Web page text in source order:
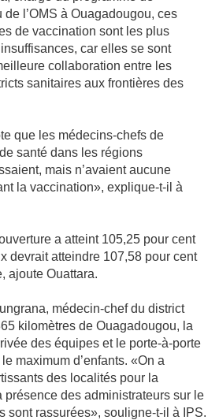
l’OMS à Ouagadougou, ces
de vaccination sont les plus
car elles se sont
collaboration entre les
sanitaires aux frontières des
que les médecins-chefs de
santé dans les régions
mais n’avaient aucune
la vaccination», explique-t-il à
a atteint 105,25 pour cent
devrait atteindre 107,58 pour cent
ajoute Ouattara.
médecin-chef du district
kilomètres de Ouagadougou, la
des équipes et le porte-à-porte
maximum d’enfants. «On a
des localités pour la
présence des administrateurs sur le
sont rassurées», souligne-t-il à IPS.